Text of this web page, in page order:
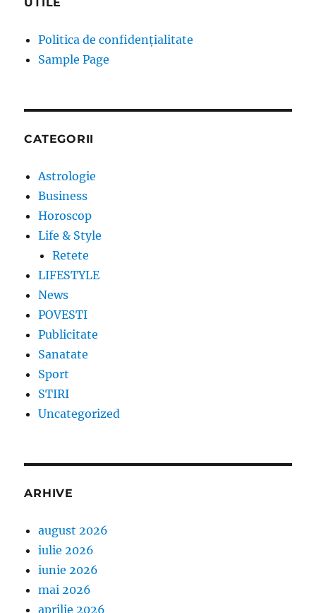
Politica de confidențialitate
Sample Page
CATEGORII
Astrologie
Business
Horoscop
Life & Style
Retete
LIFESTYLE
News
POVESTI
Publicitate
Sanatate
Sport
STIRI
Uncategorized
ARHIVE
august 2026
iulie 2026
iunie 2026
mai 2026
aprilie 2026